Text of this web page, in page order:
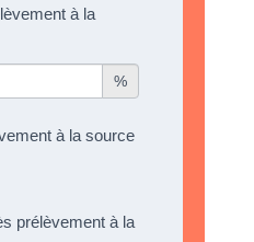
à la
%
à la source
prélèvement à la